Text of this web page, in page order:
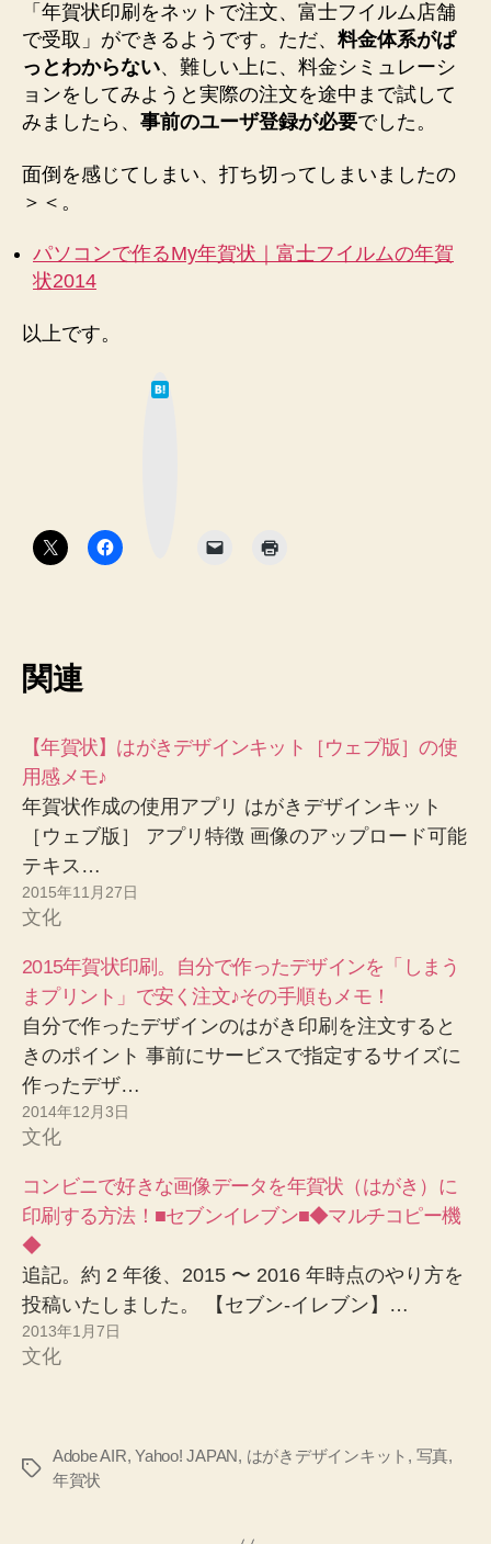
「年賀状印刷をネットで注文、富士フイルム店舗
で受取」ができるようです。ただ、 料金体系がぱ
っとわからない、難しい上に、料金シミュレーシ
ョンをしてみようと実際の注文を途中まで試して
みましたら、 事前のユーザ登録が必要でした。
面倒を感じてしまい、打ち切ってしまいましたの
＞＜。
パソコンで作るMy年賀状｜富士フイルムの年賀
状2014
以上です。
関連
【年賀状】はがきデザインキット［ウェブ版］の使
用感メモ♪
年賀状作成の使用アプリ はがきデザインキット
［ウェブ版］ アプリ特徴 画像のアップロード可能
テキス…
2015年11月27日
文化
2015年賀状印刷。自分で作ったデザインを「しまう
まプリント」で安く注文♪その手順もメモ！
自分で作ったデザインのはがき印刷を注文すると
きのポイント 事前にサービスで指定するサイズに
作ったデザ…
2014年12月3日
文化
コンビニで好きな画像データを年賀状（はがき）に
印刷する方法！■セブンイレブン■◆マルチコピー機
◆
追記。約 2 年後、2015 〜 2016 年時点のやり方を
投稿いたしました。 【セブン-イレブン】…
2013年1月7日
文化
タ
Adobe AIR,Yahoo! JAPAN, はがきデザインキット , 写真,
年賀状